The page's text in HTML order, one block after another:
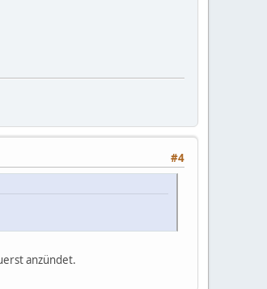
#4
anzündet.